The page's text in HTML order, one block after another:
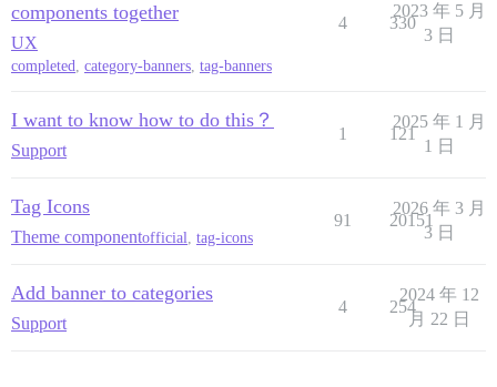
components together
UX
completed, category-banners, tag-banners
4 330
2023 年 5 月
3 日
I want to know how to do this？
Support
1 121
2025 年 1 月
1 日
Tag Icons
Theme componentofficial tag-icons
91 20151
2026 年 3 月
3 日
Add banner to categories
Support
4 254
2024 年 12
月 22 日